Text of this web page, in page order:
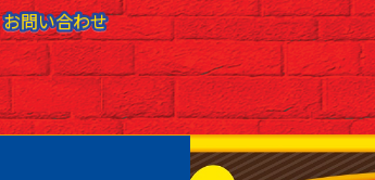
お問い合わせ
お問い合わせ